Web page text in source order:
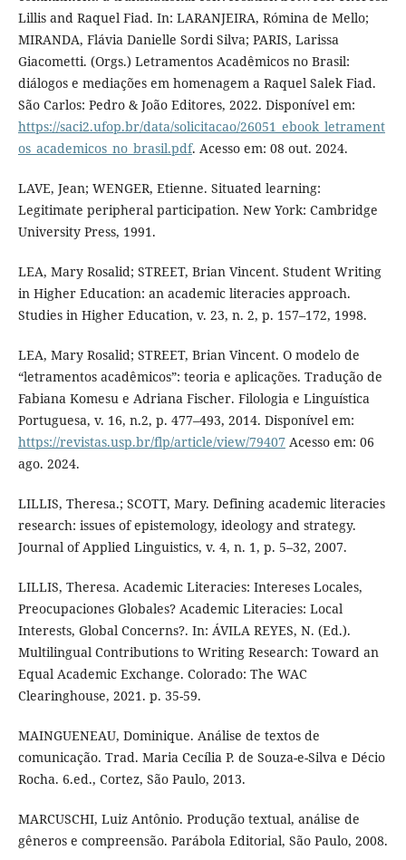
Lillis and Raquel Fiad. In: LARANJEIRA, Rómina de Mello;
MIRANDA, Flávia Danielle Sordi Silva; PARIS, Larissa
Giacometti. (Orgs.) Letramentos Acadêmicos no Brasil:
diálogos e mediações em homenagem a Raquel Salek Fiad.
São Carlos: Pedro & João Editores, 2022. Disponível em:
https://saci2.ufop.br/data/solicitacao/26051_ebook_letrament
os_academicos_no_brasil.pdf. Acesso em: 08 out. 2024.
LAVE, Jean; WENGER, Etienne. Situated learning:
Legitimate peripheral participation. New York: Cambridge
University Press, 1991.
LEA, Mary Rosalid; STREET, Brian Vincent. Student Writing
in Higher Education: an academic literacies approach.
Studies in Higher Education, v. 23, n. 2, p. 157–172, 1998.
LEA, Mary Rosalid; STREET, Brian Vincent. O modelo de
“letramentos acadêmicos”: teoria e aplicações. Tradução de
Fabiana Komesu e Adriana Fischer. Filologia e Linguística
Portuguesa, v. 16, n.2, p. 477–493, 2014. Disponível em:
https://revistas.usp.br/flp/article/view/79407 Acesso em: 06
ago. 2024.
LILLIS, Theresa.; SCOTT, Mary. Defining academic literacies
research: issues of epistemology, ideology and strategy.
Journal of Applied Linguistics, v. 4, n. 1, p. 5–32, 2007.
LILLIS, Theresa. Academic Literacies: Intereses Locales,
Preocupaciones Globales? Academic Literacies: Local
Interests, Global Concerns?. In: ÁVILA REYES, N. (Ed.).
Multilingual Contributions to Writing Research: Toward an
Equal Academic Exchange. Colorado: The WAC
Clearinghouse, 2021. p. 35-59.
MAINGUENEAU, Dominique. Análise de textos de
comunicação. Trad. Maria Cecília P. de Souza-e-Silva e Décio
Rocha. 6.ed., Cortez, São Paulo, 2013.
MARCUSCHI, Luiz Antônio. Produção textual, análise de
gêneros e compreensão. Parábola Editorial, São Paulo, 2008.